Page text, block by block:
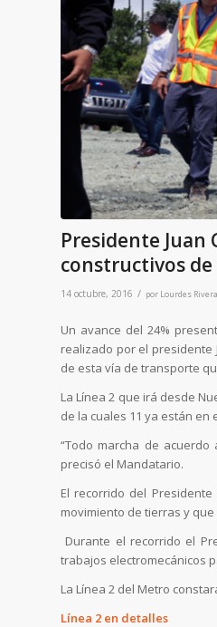
Presidente Juan
constructivos
14 octubre, 2016 / por Lourdes Rivera
Un avance del 24%
realizado por el presidente
de esta vía de transporte
La Línea 2 que irá desde
de la cuales 11 ya están en
“Todo marcha de
precisó el Mandatario.
El recorrido del
movimiento de tierras y
Durante el recorrido el
trabajos electromecánicos
La Línea 2 del Metro
Línea 2 en detalles